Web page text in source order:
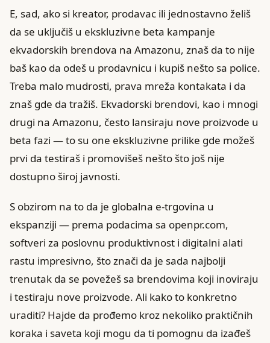
E, sad, ako si kreator, prodavac ili jednostavno želiš
da se uključiš u ekskluzivne beta kampanje
ekvadorskih brendova na Amazonu, znaš da to nije
baš kao da odeš u prodavnicu i kupiš nešto sa police.
Treba malo mudrosti, prava mreža kontakata i da
znaš gde da tražiš. Ekvadorski brendovi, kao i mnogi
drugi na Amazonu, često lansiraju nove proizvode u
beta fazi — to su one ekskluzivne prilike gde možeš
prvi da testiraš i promovišeš nešto što još nije
dostupno široj javnosti.
S obzirom na to da je globalna e-trgovina u
ekspanziji — prema podacima sa openpr.com,
softveri za poslovnu produktivnost i digitalni alati
rastu impresivno, što znači da je sada najbolji
trenutak da se povežeš sa brendovima koji inoviraju
i testiraju nove proizvode. Ali kako to konkretno
uraditi? Hajde da prođemo kroz nekoliko praktičnih
koraka i saveta koji mogu da ti pomognu da izađeš